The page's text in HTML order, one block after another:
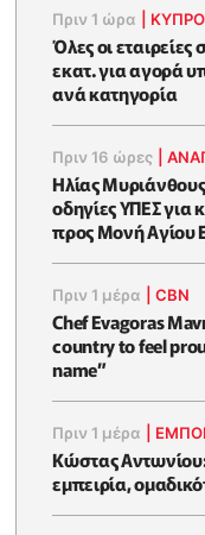
Πριν 1 ώρα
Όλες οι
εκατ. για αγορά
ανά κατηγορία
Πριν 16 ώρες |
Ηλίας
οδηγίες ΥΠΕΣ για
προς Μονή Αγίου
Πριν 1 μέρα |CBN
Chef Evagoras
country to feel
name”
Πριν 1 μέρα
Κώστας Αντωνίου:
εμπειρία,